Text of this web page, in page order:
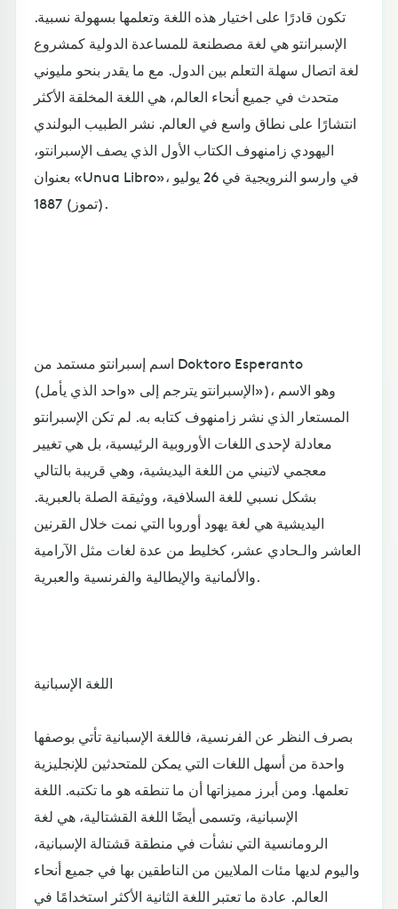
تكون قادرًا على اختيار هذه اللغة وتعلمها بسهولة نسبية.
الإسبرانتو هي لغة مصطنعة للمساعدة الدولية كمشروع
لغة اتصال سهلة التعلم بين الدول. مع ما يقدر بنحو مليوني
متحدث في جميع أنحاء العالم، هي اللغة المخلقة الأكثر
انتشارًا على نطاق واسع في العالم. نشر الطبيب البولندي
اليهودي زامنهوف الكتاب الأول الذي يصف الإسبرانتو،
بعنوان «Unua Libro»، في وارسو النرويجية في 26 يوليو
(تموز) 1887.
اسم إسبرانتو مستمد من Doktoro Esperanto
(الإسبرانتو يترجم إلى «واحد الذي يأمل»)، وهو الاسم
المستعار الذي نشر زامنهوف كتابه به. لم تكن الإسبرانتو
معادلة لإحدى اللغات الأوروبية الرئيسية، بل هي تغيير
معجمي لاتيني من اللغة اليديشية، وهي قريبة بالتالي
بشكل نسبي للغة السلافية، ووثيقة الصلة بالعبرية.
اليديشية هي لغة يهود أوروبا التي نمت خلال القرنين
العاشر والـحادي عشر، كخليط من عدة لغات مثل الآرامية
والألمانية والإيطالية والفرنسية والعبرية.
اللغة الإسبانية
بصرف النظر عن الفرنسية، فاللغة الإسبانية تأتي بوصفها
واحدة من أسهل اللغات التي يمكن للمتحدثين للإنجليزية
تعلمها. ومن أبرز مميزاتها أن ما تنطقه هو ما تكتبه. اللغة
الإسبانية، وتسمى أيضًا اللغة القشتالية، هي لغة
الرومانسية التي نشأت في منطقة قشتالة الإسبانية،
واليوم لديها مئات الملايين من الناطقين بها في جميع أنحاء
العالم. عادة ما تعتبر اللغة الثانية الأكثر استخدامًا في